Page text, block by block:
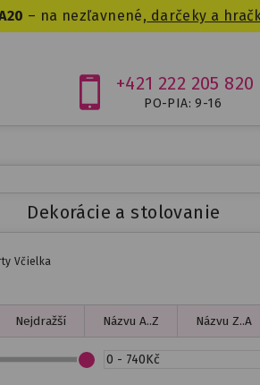
– na nezľavnené, darčeky a
+421 222 205 820
PO-PIA: 9-16
Dekorácie a stolovanie
Včielka
Nejdražší Názvu A..Z Názvu Z..A